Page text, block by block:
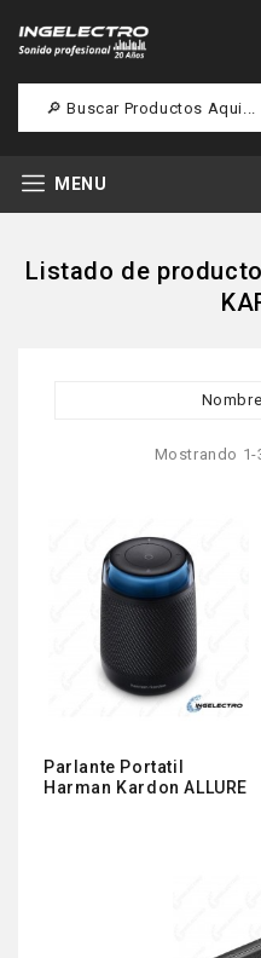
Ofertas Especiales Para
Registrados
MENU
Listado de
Mostrando
Parlante Portatil
Harman Kardon ALLURE